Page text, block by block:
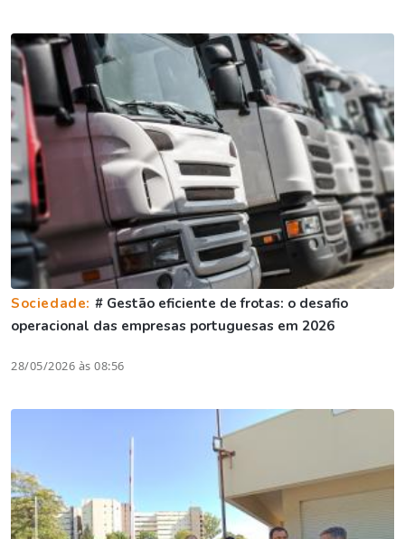
Sociedade: # Gestão eficiente de frotas: o desafio
operacional das empresas portuguesas em 2026
28/05/2026 às 08:56